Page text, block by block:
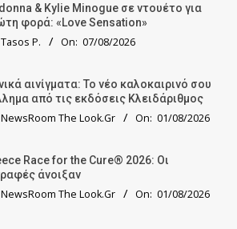
& Kylie Minogue σε ντουέτο για
φορά: «Love Sensation»
Tasos P. On: 07/08/2026
αινίγματα: Το νέο καλοκαιρινό σου
από τις εκδόσεις Κλειδάριθμος
NewsRoom The Look.Gr On: 01/08/2026
Race for the Cure® 2026: Οι
άνοιξαν
NewsRoom The Look.Gr On: 01/08/2026